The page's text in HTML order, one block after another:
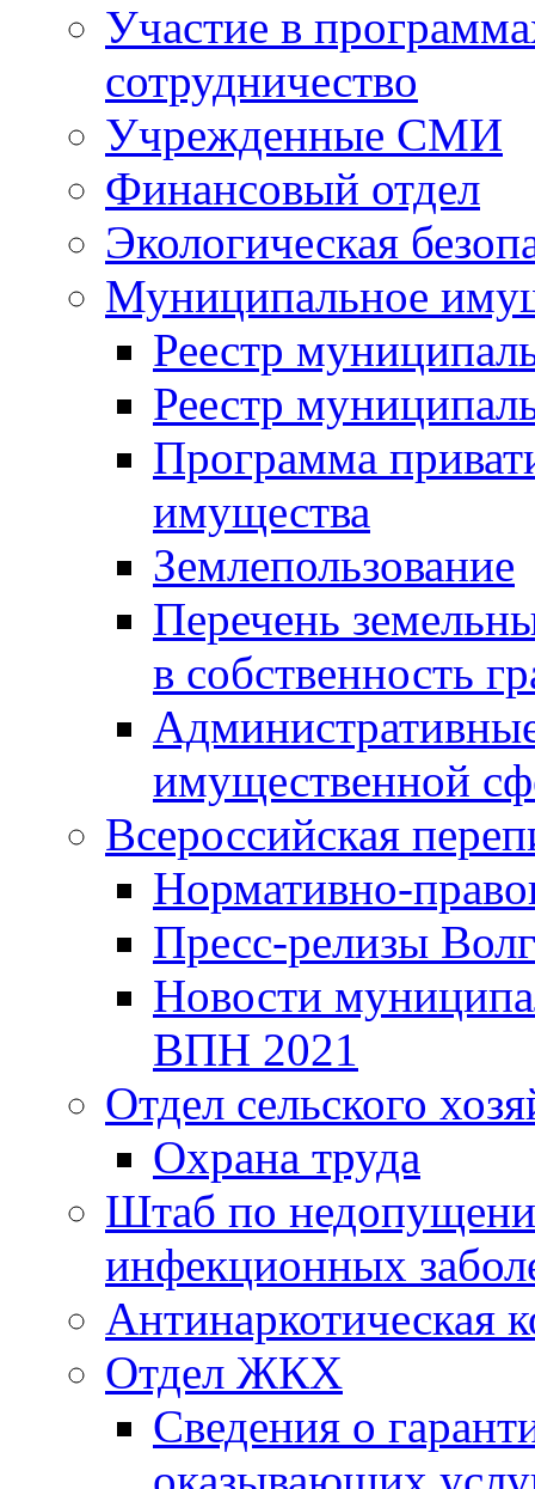
Участие в
сотрудничество
Учрежденные СМИ
Финансовый отдел
Экологическая
Муниципальное
Реестр
Реестр
Программа
имущества
Землепользование
Перечень
в собственность
имущественной
Всероссийская
Нормативно-
Пресс-релизы
Новости
ВПН 2021
Отдел сельского
Охрана труда
Штаб по
инфекционных
Антинаркотическая
Отдел ЖКХ
Сведения о